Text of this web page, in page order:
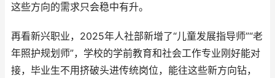
这些方向的需求只会稳中有升。
再看新兴职业，2025年人社部新增了“儿童发展指导师”“老
年照护规划师”，学校的学前教育和社会工作专业刚好能对
接，毕业生不用挤破头进传统岗位，能往这些新方向钻，